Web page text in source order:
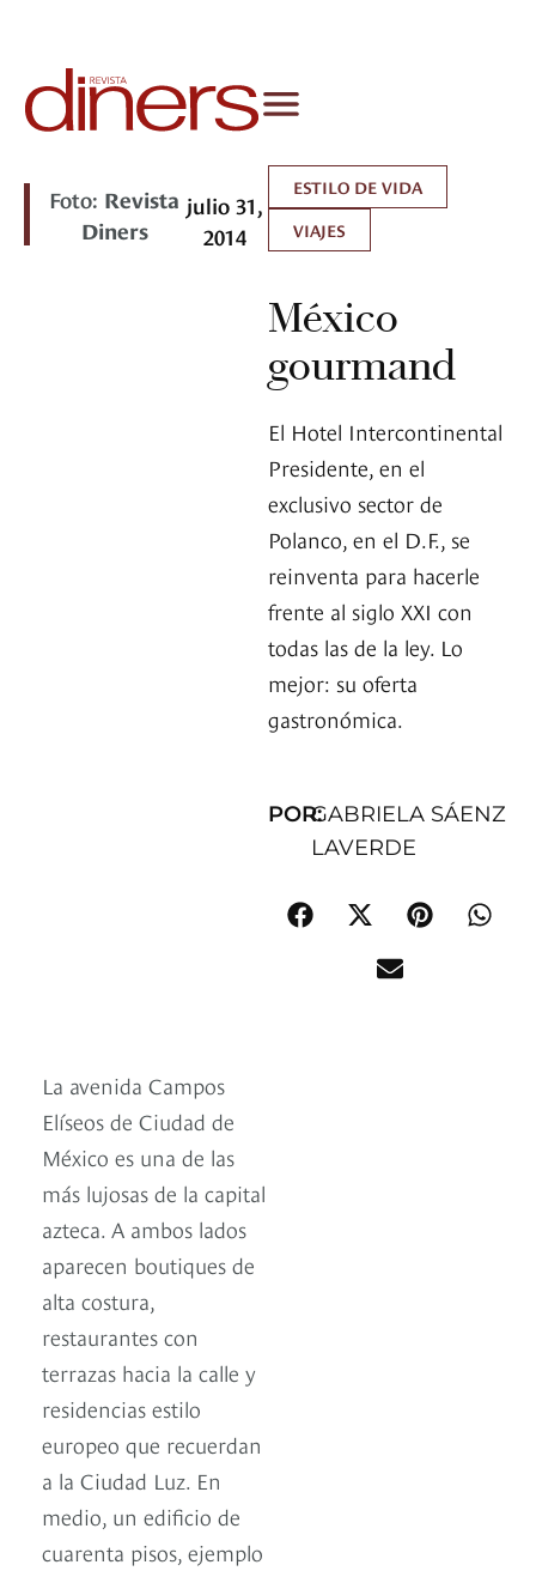
Foto: Revista
Diners
julio 31,
2014
ESTILO DE VIDA
VIAJES
México
gourmand
El Hotel Intercontinental
Presidente, en el
exclusivo sector de
Polanco, en el D.F., se
reinventa para hacerle
frente al siglo XXI con
todas las de la ley. Lo
mejor: su oferta
gastronómica.
POR:GABRIELA SÁENZ
LAVERDE
La avenida Campos
Elíseos de Ciudad de
México es una de las
más lujosas de la capital
azteca. A ambos lados
aparecen boutiques de
alta costura,
restaurantes con
terrazas hacia la calle y
residencias estilo
europeo que recuerdan
a la Ciudad Luz. En
medio, un edificio de
cuarenta pisos, ejemplo